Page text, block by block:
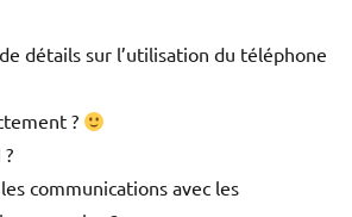
détails sur l’utilisation du téléphone
?
communications avec les